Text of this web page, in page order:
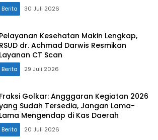
Berita 30 Juli 2026
Pelayanan Kesehatan Makin Lengkap,
RSUD dr. Achmad Darwis Resmikan
Layanan CT Scan
Berita 29 Juli 2026
Fraksi Golkar: Angggaran Kegiatan 2026
Sudah Tersedia, Jangan Lama-
Lama Mengendap di Kas Daerah
Berita 20 Juli 2026